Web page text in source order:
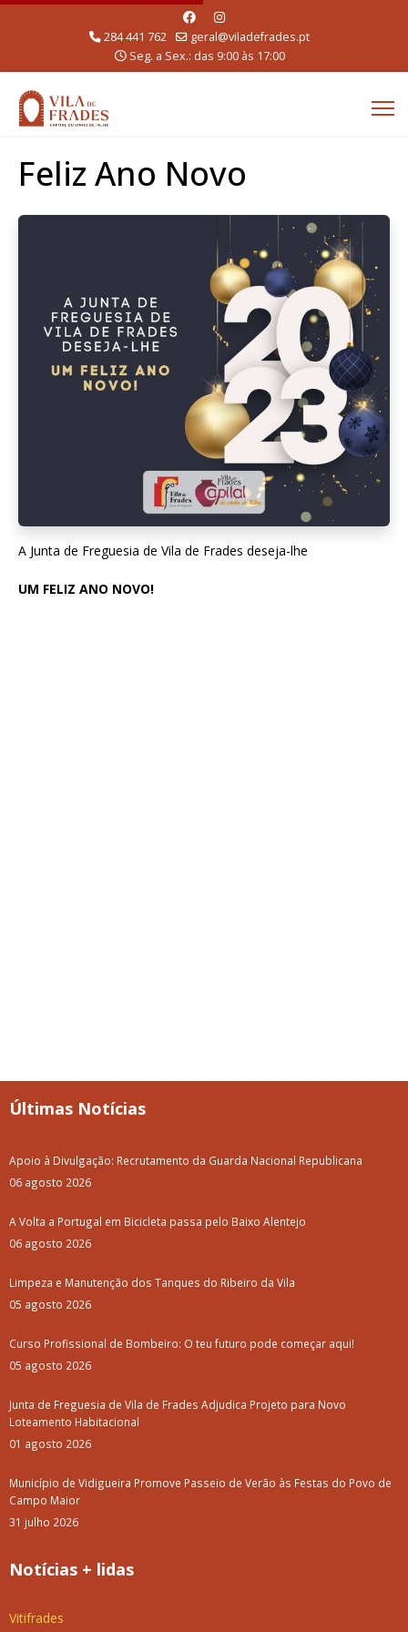
284 441 762
geral@viladefrades.pt
Seg. a Sex.: das 9:00 às 17:00
Feliz Ano Novo
A Junta de Freguesia de Vila de Frades deseja-lhe
UM FELIZ ANO NOVO!
Últimas Notícias
Apoio à Divulgação: Recrutamento da Guarda Nacional Republicana
06 agosto 2026
A Volta a Portugal em Bicicleta passa pelo Baixo Alentejo
06 agosto 2026
Limpeza e Manutenção dos Tanques do Ribeiro da Vila
05 agosto 2026
Curso Profissional de Bombeiro: O teu futuro pode começar aqui!
05 agosto 2026
Junta de Freguesia de Vila de Frades Adjudica Projeto para Novo
Loteamento Habitacional
01 agosto 2026
Município de Vidigueira Promove Passeio de Verão às Festas do Povo de
Campo Maior
31 julho 2026
Notícias + lidas
Vitifrades